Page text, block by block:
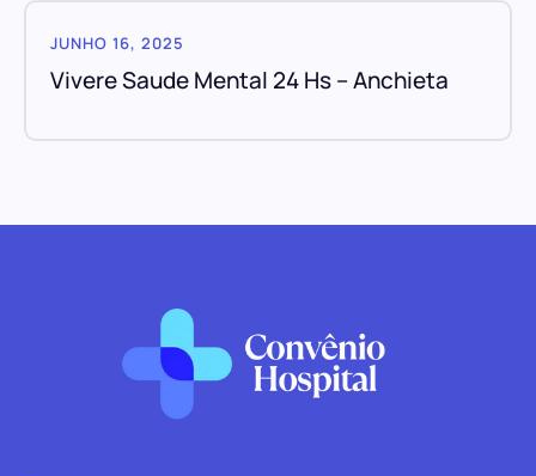
JUNHO 16, 2025
Vivere Saude Mental 24 Hs – Anchieta